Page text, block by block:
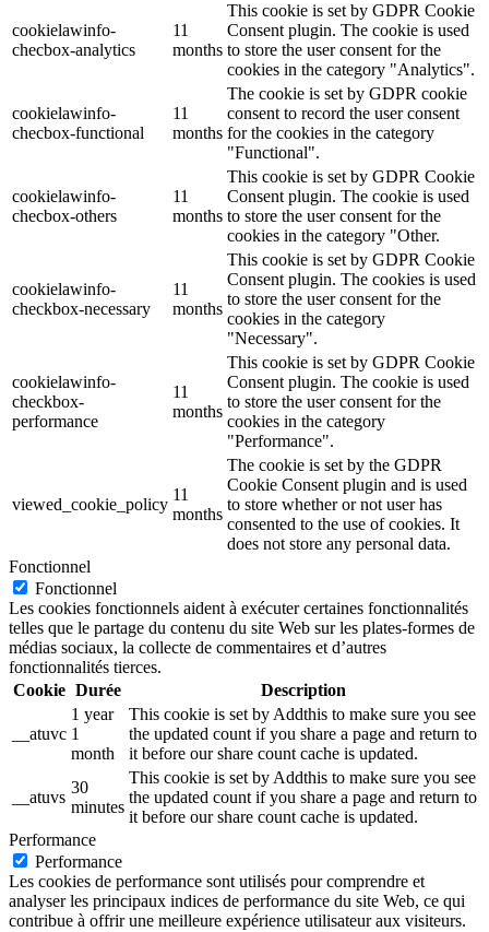
cookielawinfo-
checbox-analytics
11
months
This cookie is set by GDPR Cookie
Consent plugin. The cookie is used
to store the user consent for the
cookies in the category "Analytics".
cookielawinfo-
checbox-functional
11
months
The cookie is set by GDPR cookie
consent to record the user consent
for the cookies in the category
"Functional".
cookielawinfo-
checbox-others
11
months
This cookie is set by GDPR Cookie
Consent plugin. The cookie is used
to store the user consent for the
cookies in the category "Other.
cookielawinfo-
checkbox-necessary
11
months
This cookie is set by GDPR Cookie
Consent plugin. The cookies is used
to store the user consent for the
cookies in the category
"Necessary".
cookielawinfo-
checkbox-
performance
11
months
This cookie is set by GDPR Cookie
Consent plugin. The cookie is used
to store the user consent for the
cookies in the category
"Performance".
viewed_cookie_policy
11
months
The cookie is set by the GDPR
Cookie Consent plugin and is used
to store whether or not user has
consented to the use of cookies. It
does not store any personal data.
Fonctionnel
Fonctionnel
Les cookies fonctionnels aident à exécuter certaines fonctionnalités
telles que le partage du contenu du site Web sur les plates-formes de
médias sociaux, la collecte de commentaires et d’autres
fonctionnalités tierces.
Cookie Durée Description
__atuvc
1 year
1
month
This cookie is set by Addthis to make sure you see
the updated count if you share a page and return to
it before our share count cache is updated.
__atuvs
30
minutes
This cookie is set by Addthis to make sure you see
the updated count if you share a page and return to
it before our share count cache is updated.
Performance
Performance
Les cookies de performance sont utilisés pour comprendre et
analyser les principaux indices de performance du site Web, ce qui
contribue à offrir une meilleure expérience utilisateur aux visiteurs.